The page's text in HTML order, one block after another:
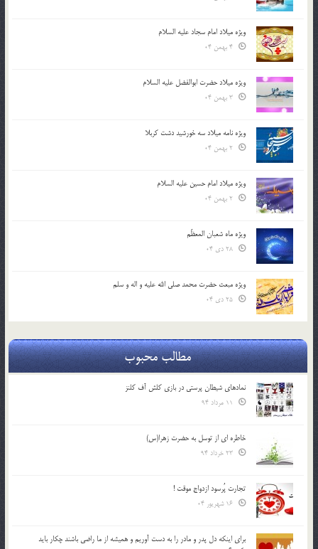
ویژه میلاد امام سجاد علیه السلام
ویژه میلاد حضرت ابوالفضل علیه السلام
ویژه نامه میلاد سه خورشید دشت کربلا
ویژه میلاد امام حسین علیه السلام
ویژه ماه شعبان المعظّم
ویژه مبعث حضرت محمد صلی الله علیه و اله و سلم
مطالب محبوب
نمادهای شیطان پرستی در بازی کلش آف کلنز
خاطره ای از توسل به حضرت زهرا(س)
تجارت پُرسود ازدواج موقت !
براي اينكه دل پدر و مادر را به دست آوريم و هميشه از ما راضي باشند چكار بايد